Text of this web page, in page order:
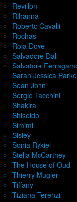
Revillon
Rihanna
Roberto Cavalli
Rochas
Roja Dove
Salvadore Dali
Salvatore
Sarah Jessica
Sean John
Sergio Tacchini
Shakira
Shiseido
Simimi
Sisley
Sonia Rykiel
Stella McCartney
The House of Oud
Thierry Mugler
Tiffany
Tiziana Terenzi